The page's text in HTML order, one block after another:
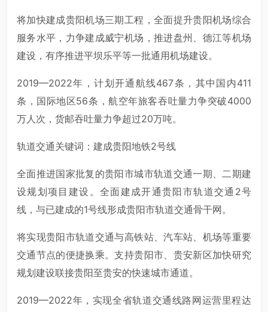
将加快建成贵阳机场三期工程，全面提升贵阳机场综合
服务水平，力争建成威宁机场，推进盘州、德江等机场
建设，有序推进平坝乐平等一批通用机场建设。
2019—2022年，计划开通航线467条，其中国内411
条，国际地区56条，航空年旅客吞吐量力争突破4000
万人次，货邮吞吐量力争超过20万吨。
轨道交通关键词：建成贵阳地铁2号线
全面推进国家批复的贵阳市城市轨道交通一期、二期建
设规划项目建设。全面建成开通贵阳市轨道交通2号
线，与已建成的1号线形成贵阳市轨道交通骨干网。
将实现贵阳市轨道交通与高铁站、汽车站、机场等重要
交通节点的便捷换乘。支持贵阳市、贵安新区加快研究
规划建设联接贵阳至贵安的快速城市通道。
2019—2022年，实现全省轨道交通线路网运营里程达